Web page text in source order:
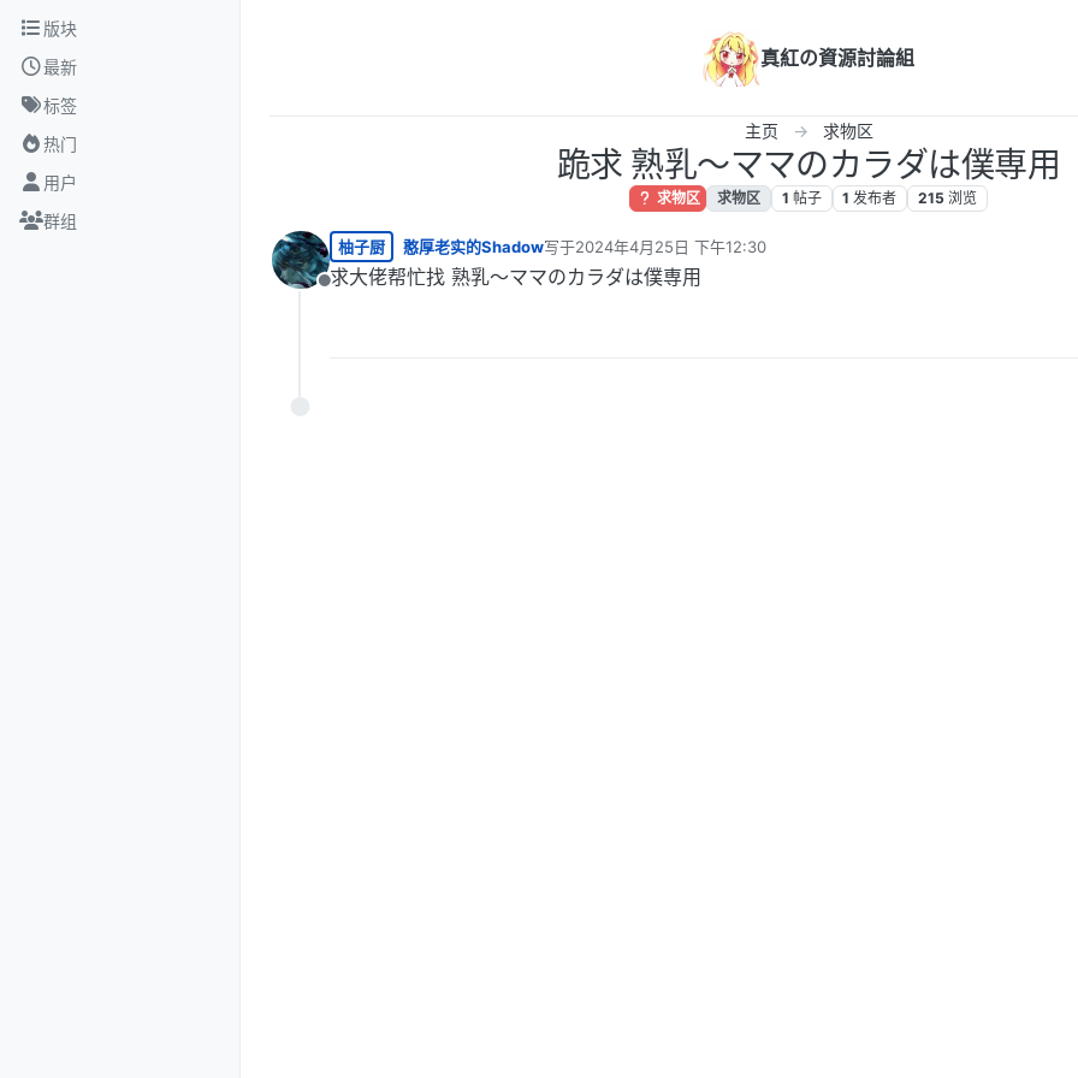
跳转至内容
版块
最新
标签
热门
用户
群组
真紅の資源討論組
主页 求物区
跪求 熟乳～ママのカラダは僕専用
求物区 求物区 1 帖子 1 发布者 215 浏览
离线
柚子厨 憨厚老实的Shadow写于2024年4月25日 下午12:30
最后由 编辑
求大佬帮忙找 熟乳～ママのカラダは僕専用